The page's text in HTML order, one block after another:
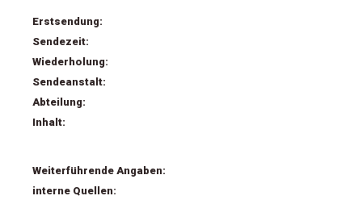
Erstsendung:
Sendezeit:
Wiederholung:
Sendeanstalt:
Abteilung:
Inhalt:
Weiterführende Angaben:
interne Quellen: